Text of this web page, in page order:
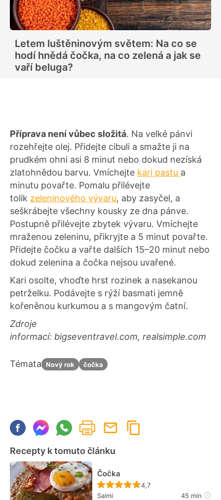
Letem luštěninovým světem: Na co se
hodí hnědá čočka, na co zelená a jak se
vaří beluga?
Příprava není vůbec složitá. Na velké pánvi
rozehřejte olej. Přidejte cibuli a smažte ji na
prudkém ohni asi 8 minut nebo dokud nezíská
zlatohnědou barvu. Vmíchejte kari pastu a
minutu povařte. Pomalu přilévejte
tolik zeleninového vývaru, aby zasyčel, a
seškrábejte všechny kousky ze dna pánve.
Postupně přilévejte zbytek vývaru. Vmíchejte
mraženou zeleninu, přikryjte a 5 minut povařte.
Přidejte čočku a vařte dalších 15–20 minut nebo
dokud zelenina a čočka nejsou uvařené.
Kari osolte, vhoďte hrst rozinek a nasekanou
petrželku. Podávejte s rýží basmati jemně
kořeněnou kurkumou a s mangovým čatní.
Zdroje
informací: bigseventravel.com, realsimple.com
Témata Nový rok čočka
Recepty k tomuto článku
Čočka
Recept ještě nebyl
4,7
Saimi
45 min